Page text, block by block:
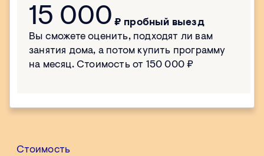
15 000 ₽ пробный выезд
Вы сможете оценить, подходят ли вам
занятия дома, а потом купить программу
на месяц. Стоимость от 150 000 ₽
Стоимость